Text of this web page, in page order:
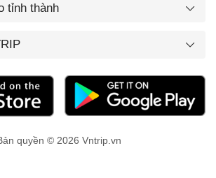
tỉnh thành
quyền © 2026 Vntrip.vn